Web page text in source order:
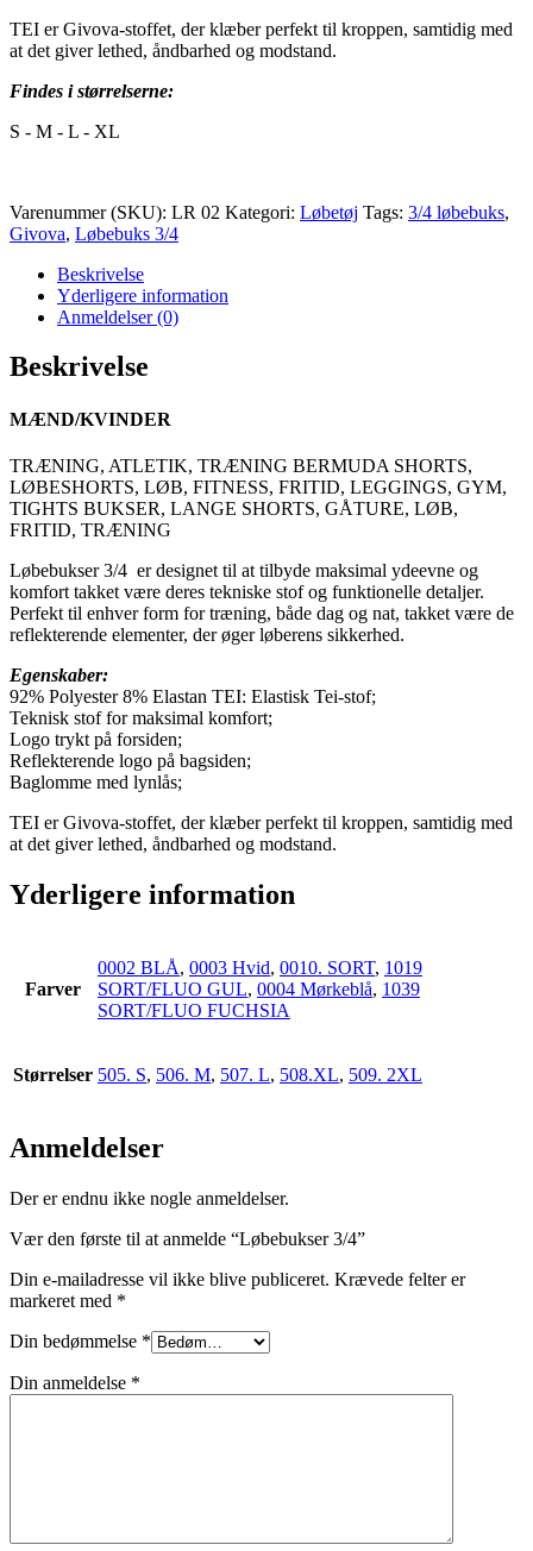
TEI er Givova-stoffet, der klæber perfekt til kroppen, samtidig med
at det giver lethed, åndbarhed og modstand.
Findes i størrelserne:
S - M - L - XL
Varenummer (SKU): LR 02 Kategori: Løbetøj Tags: 3/4 løbebuks,
Givova, Løbebuks 3/4
Beskrivelse
Yderligere information
Anmeldelser (0)
Beskrivelse
MÆND/KVINDER
TRÆNING, ATLETIK, TRÆNING BERMUDA SHORTS,
LØBESHORTS, LØB, FITNESS, FRITID, LEGGINGS, GYM,
TIGHTS BUKSER, LANGE SHORTS, GÅTURE, LØB,
FRITID, TRÆNING
Løbebukser 3/4 er designet til at tilbyde maksimal ydeevne og
komfort takket være deres tekniske stof og funktionelle detaljer.
Perfekt til enhver form for træning, både dag og nat, takket være de
reflekterende elementer, der øger løberens sikkerhed.
Egenskaber:
92% Polyester 8% Elastan TEI: Elastisk Tei-stof;
Teknisk stof for maksimal komfort;
Logo trykt på forsiden;
Reflekterende logo på bagsiden;
Baglomme med lynlås;
TEI er Givova-stoffet, der klæber perfekt til kroppen, samtidig med
at det giver lethed, åndbarhed og modstand.
Yderligere information
Farver
0002 BLÅ, 0003 Hvid, 0010. SORT, 1019
SORT/FLUO GUL, 0004 Mørkeblå, 1039
SORT/FLUO FUCHSIA
Størrelser 505. S, 506. M, 507. L, 508.XL, 509. 2XL
Anmeldelser
Der er endnu ikke nogle anmeldelser.
Vær den første til at anmelde “Løbebukser 3/4”
Din e-mailadresse vil ikke blive publiceret. Krævede felter er
markeret med *
Din bedømmelse *
Din anmeldelse *